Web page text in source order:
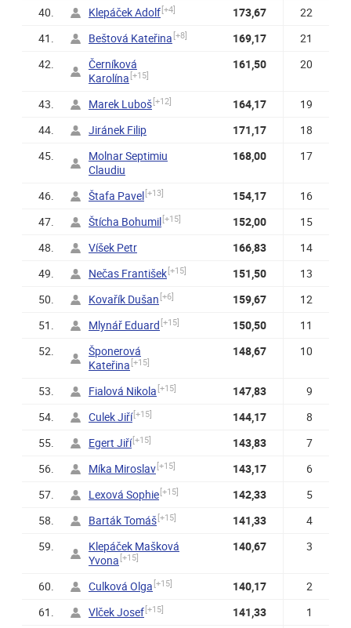
40.
Klepáček Adolf[+4] 173,67
22
41.
Beštová Kateřina [+8] 169,17
21
42.
Černíková
Karolína [+15]
161,50 20
43. Marek Luboš[+12] 164,17
19
44.
Jiránek Filip 171,17
18
45.
Molnar Septimiu
Claudiu
168,00 17
46. Štafa Pavel[+13] 154,17
16
47.
Štícha Bohumil[+15] 152,00
15
48.
Víšek Petr 166,83
14
49.
Nečas František[+15] 151,50
13
50.
Kovařík Dušan [+6] 159,67
12
51.
Mlynář Eduard [+15] 150,50
11
52.
Šponerová
Kateřina [+15]
148,67 10
53. Fialová Nikola [+15] 147,83
9
54.
Culek Jiří[+15] 144,17
8
55.
Egert Jiří[+15] 143,83
7
56.
Míka Miroslav[+15] 143,17
6
57.
Lexová Sophie[+15] 142,33
5
58.
Barták Tomáš[+15] 141,33
4
59.
Klepáček Mašková
Yvona [+15]
140,67 3
60. Culková Olga [+15] 140,17
2
61.
Vlček Josef[+15] 141,33 1